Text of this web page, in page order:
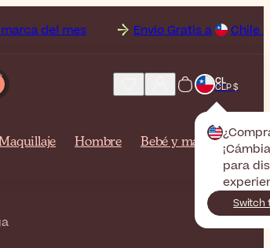
Envío Gratis a Chile a partir de
CL
CLP $
para
Switch
Hombre Bebé y mamá